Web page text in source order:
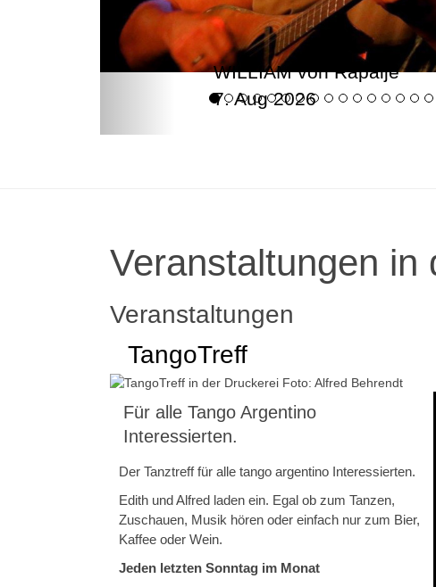
WILLIAM von Rapalje
7. Aug 2026
Veranstaltungen in
Veranstaltungen
TangoTreff
Für alle Tango Argentino
Interessierten.
Der Tanztreff für alle tango argentino Interessierten.
Edith und Alfred laden ein. Egal ob zum Tanzen,
Zuschauen, Musik hören oder einfach nur zum Bier,
Kaffee oder Wein.
Jeden letzten Sonntag im Monat